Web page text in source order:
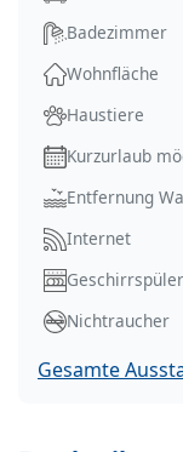
Badezimmer
Wohnfläche
Haustiere
Kurzurlaub
Entfernung
Internet
Geschirrspüler
Nichtraucher
Gesamte